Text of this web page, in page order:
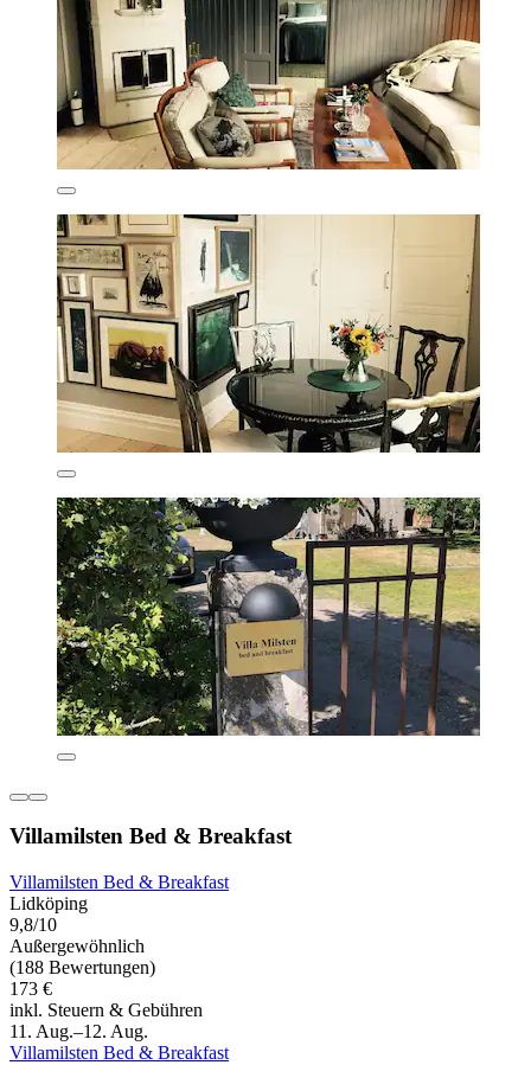
Villamilsten Bed & Breakfast
Villamilsten Bed & Breakfast
Lidköping
9,8/10
Außergewöhnlich
(188 Bewertungen)
173 €
inkl. Steuern & Gebühren
11. Aug.–12. Aug.
Villamilsten Bed & Breakfast